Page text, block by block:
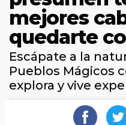
mejores
quedarte
Escápate a la
Pueblos Mágicos
explora y vive